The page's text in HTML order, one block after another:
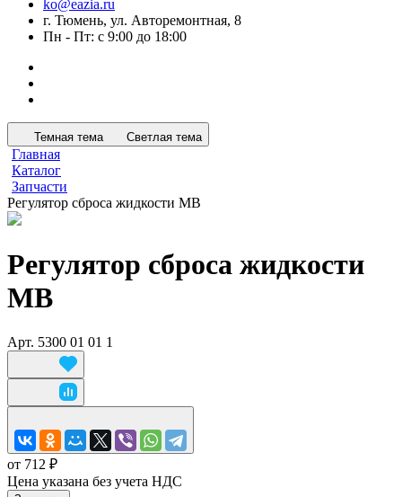
ko@eazia.ru
г. Тюмень, ул. Авторемонтная, 8
Пн - Пт: с 9:00 до 18:00
Темная тема Светлая тема
Главная
Каталог
Запчасти
Регулятор сброса жидкости МВ
Регулятор сброса жидкости
МВ
Арт. 5300 01 01 1
от 712 ₽
Цена указана без учета НДС